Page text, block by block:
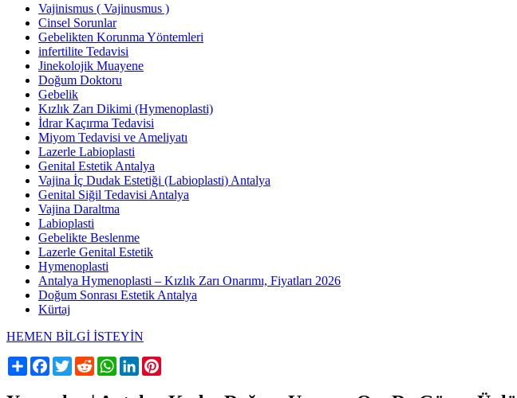
Vajinismus ( Vajinusmus )
Cinsel Sorunlar
Gebelikten Korunma Yöntemleri
infertilite Tedavisi
Jinekolojik Muayene
Doğum Doktoru
Gebelik
Kızlık Zarı Dikimi (Hymenoplasti)
İdrar Kaçırma Tedavisi
Miyom Tedavisi ve Ameliyatı
Lazerle Labioplasti
Genital Estetik Antalya
Vajina İç Dudak Estetiği (Labioplasti) Antalya
Genital Siğil Tedavisi Antalya
Vajina Daraltma
Labioplasti
Gebelikte Beslenme
Lazerle Genital Estetik
Hymenoplasti
Antalya Hymenoplasti – Kızlık Zarı Onarımı, Fiyatları 2026
Doğum Sonrası Estetik Antalya
Kürtaj
HEMEN BİLGİ İSTEYİN
ShareFacebook
TwitterRedditWhatsApp
LinkedIn